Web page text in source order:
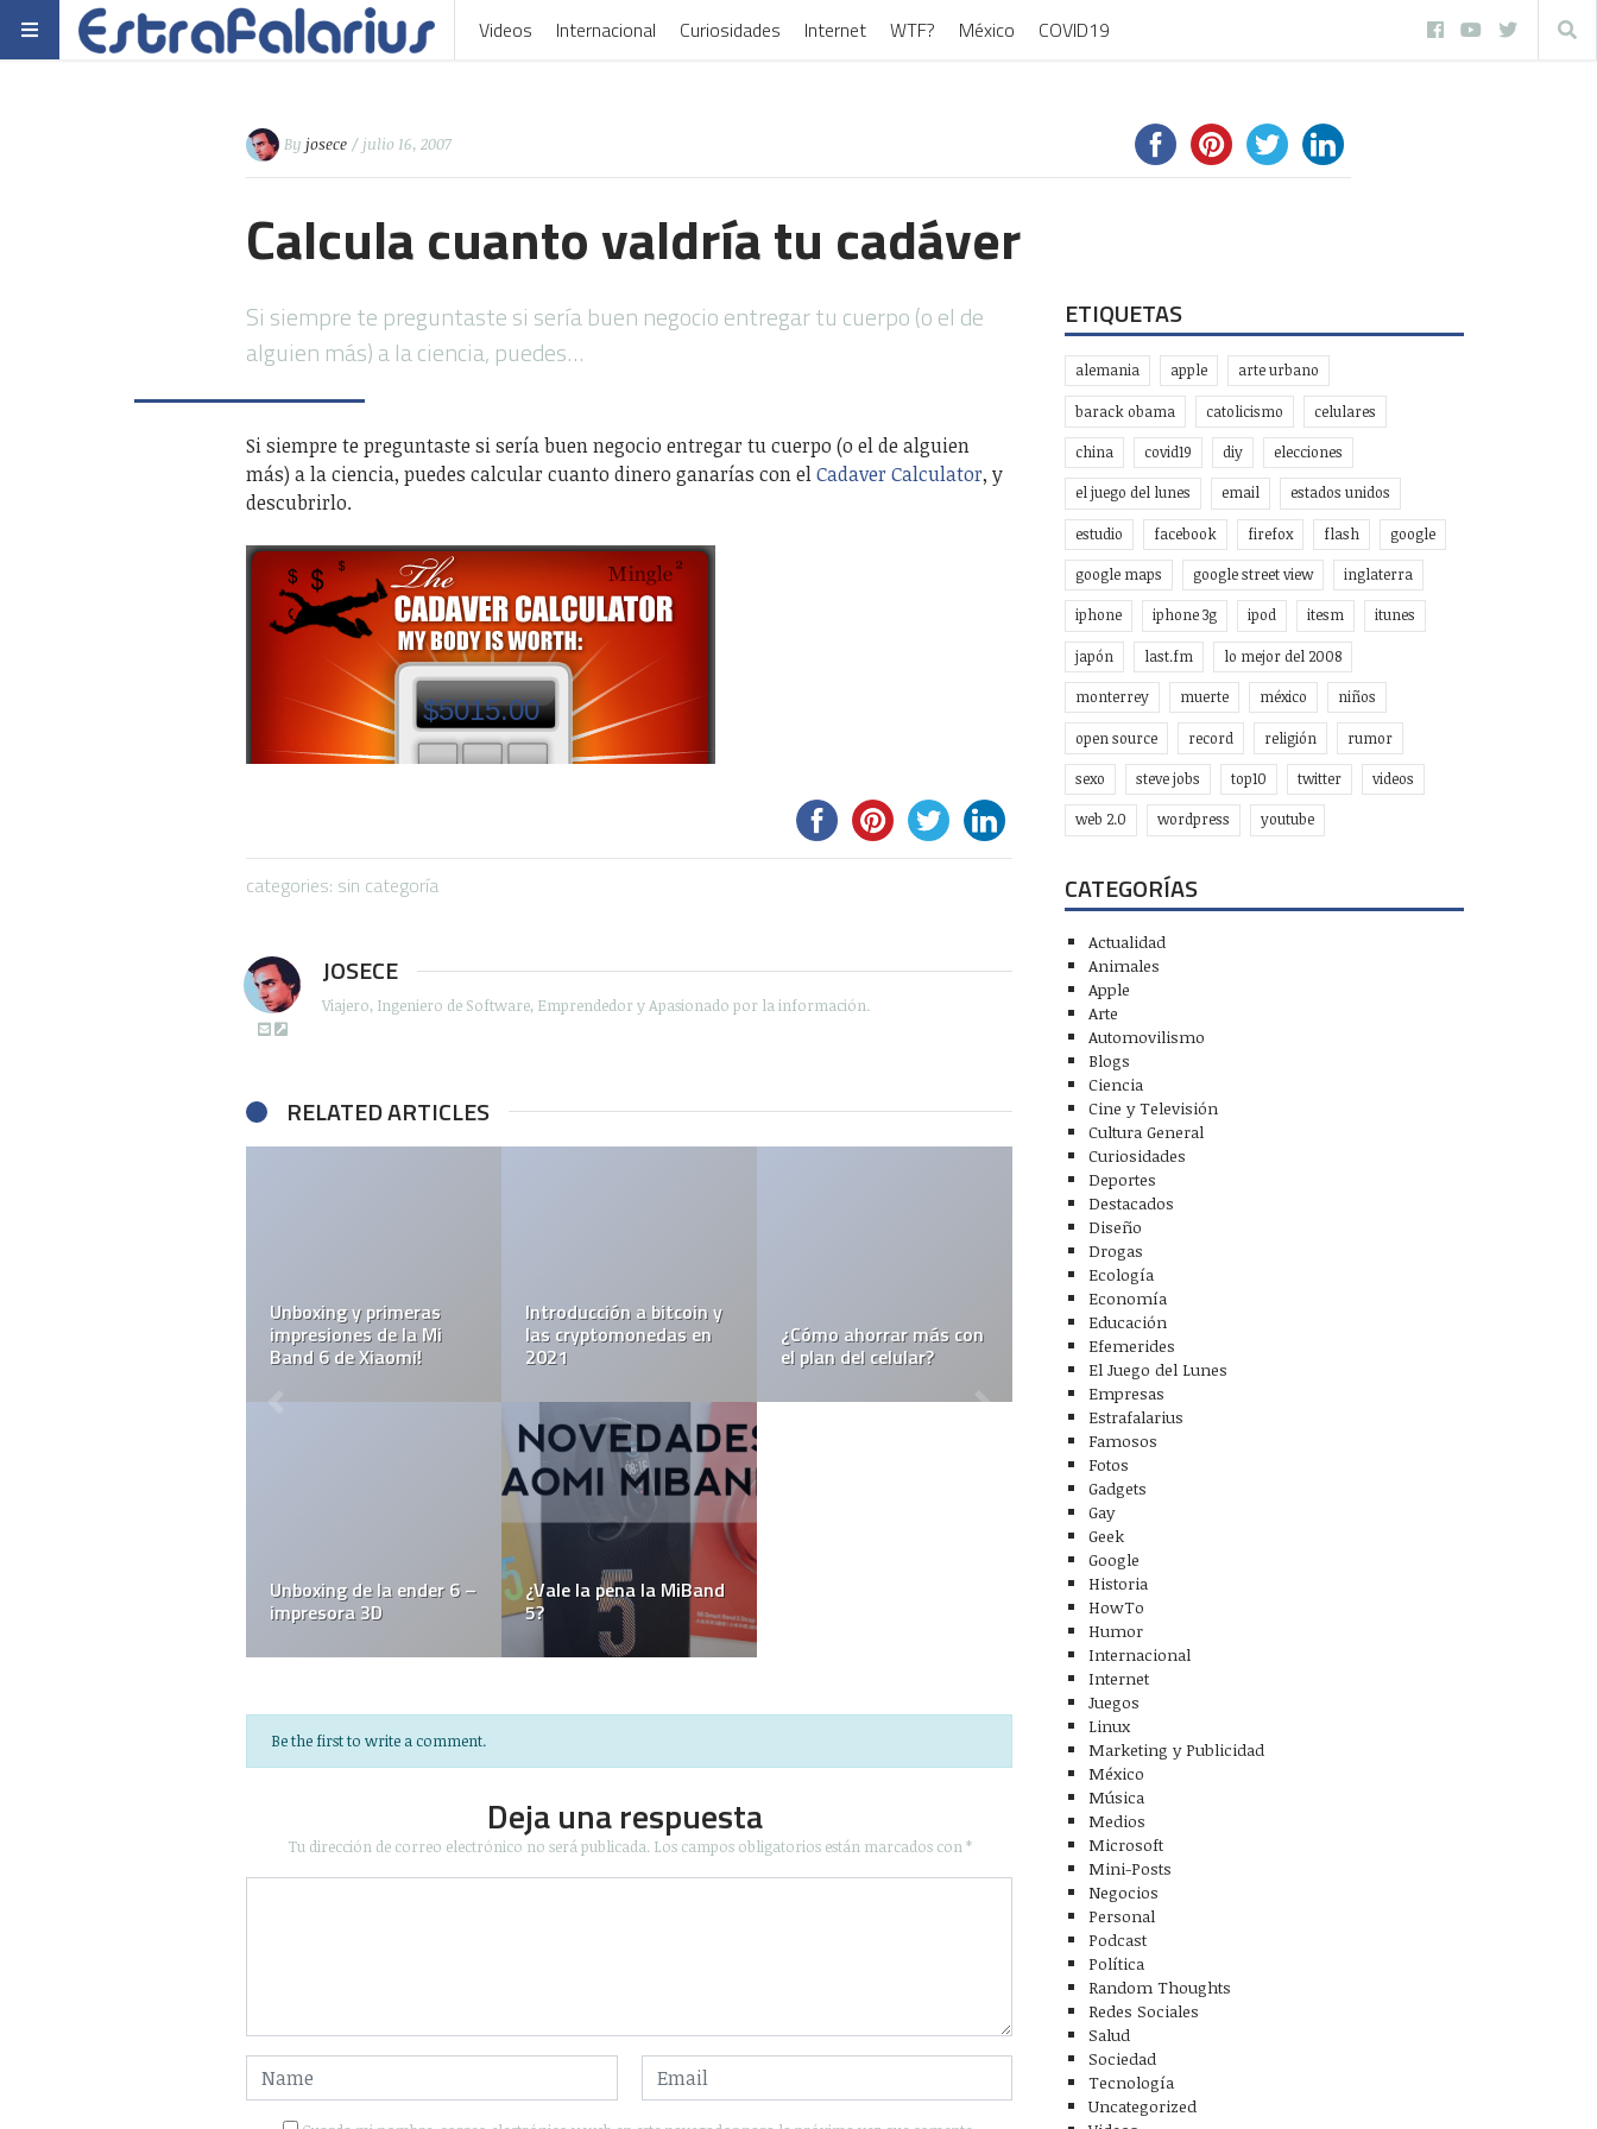
Videos Internacional Curiosidades Internet WTF? México COVID19
By josece / julio 16, 2007
Calcula cuanto valdría tu cadáver
Si siempre te preguntaste si sería buen negocio entregar tu cuerpo (o el de
alguien más) a la ciencia, puedes…
Si siempre te preguntaste si sería buen negocio entregar tu cuerpo (o el de alguien
más) a la ciencia, puedes calcular cuanto dinero ganarías con elCadaver Calculator, y
descubrirlo.
$5015.00
categories: sin categoría
JOSECE
Viajero, Ingeniero de Software, Emprendedor y Apasionado por la información.
RELATED ARTICLES
Unboxing y primeras
impresiones de la Mi
Band 6 de Xiaomi!
Introducción a bitcoin y
las cryptomonedas en
2021
¿Cómo ahorrar más con
el plan del celular?
Unboxing de la ender 6 –
impresora 3D
¿Vale la pena la MiBand
5?
Be the first to write a comment.
Deja una respuesta
Tu dirección de correo electrónico no será publicada. Los campos obligatorios están marcados con*
ETIQUETAS
alemania apple arte urbano
barack obama catolicismo celulares
china covid19 diy elecciones
el juego del lunes email estados unidos
estudio facebook firefox flash google
google maps google street view inglaterra
iphone iphone 3g ipod itesm itunes
japón last.fm lo mejor del 2008
monterrey muerte méxico niños
open source record religión rumor
sexo steve jobs top10 twitter videos
web 2.0 wordpress youtube
CATEGORÍAS
Actualidad
Animales
Apple
Arte
Automovilismo
Blogs
Ciencia
Cine y Televisión
Cultura General
Curiosidades
Deportes
Destacados
Diseño
Drogas
Ecología
Economía
Educación
Efemerides
El Juego del Lunes
Empresas
Estrafalarius
Famosos
Fotos
Gadgets
Gay
Geek
Google
Historia
HowTo
Humor
Internacional
Internet
Juegos
Linux
Marketing y Publicidad
México
Música
Medios
Microsoft
Mini-Posts
Negocios
Personal
Podcast
Política
Random Thoughts
Redes Sociales
Salud
Sociedad
Tecnología
Uncategorized